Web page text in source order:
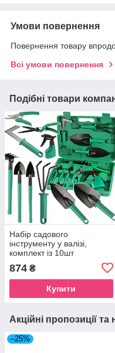
Умови повернення
Повернення товару
Всі умови повернення
Подібні товари
Набір садового
інструменту у валізі,
комплект із 10шт
інвентар для саду та
городу
874 ₴
Купити
Акційні пропозиції та
–25%